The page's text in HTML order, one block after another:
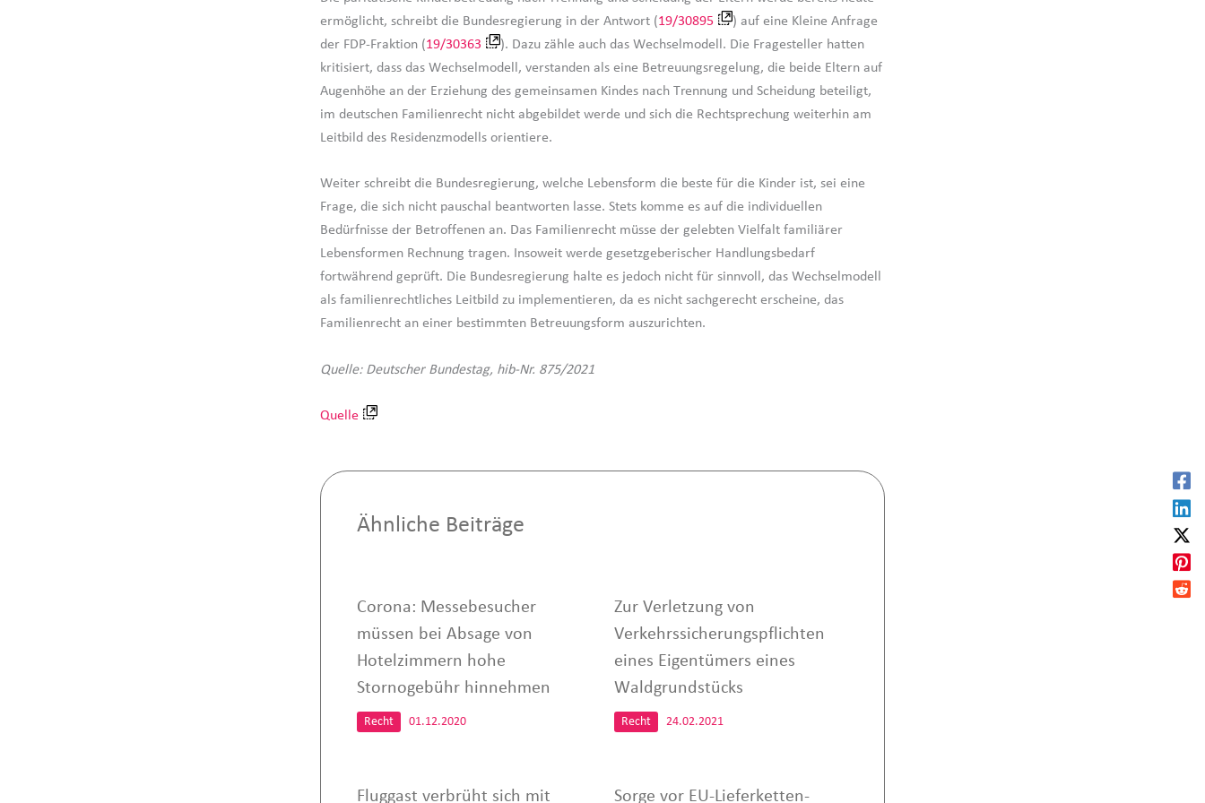
ermöglicht, schreibt die Bundesregierung in der Antwort (19/30895
) auf eine Kleine Anfrage
der FDP-Fraktion (19/30363
). Dazu zähle auch das Wechselmodell. Die Fragesteller hatten
kritisiert, dass das Wechselmodell, verstanden als eine Betreuungsregelung, die beide Eltern auf
Augenhöhe an der Erziehung des gemeinsamen Kindes nach Trennung und Scheidung beteiligt,
im deutschen Familienrecht nicht abgebildet werde und sich die Rechtsprechung weiterhin am
Leitbild des Residenzmodells orientiere.
Weiter schreibt die Bundesregierung, welche Lebensform die beste für die Kinder ist, sei eine
Frage, die sich nicht pauschal beantworten lasse. Stets komme es auf die individuellen
Bedürfnisse der Betroffenen an. Das Familienrecht müsse der gelebten Vielfalt familiärer
Lebensformen Rechnung tragen. Insoweit werde gesetzgeberischer Handlungsbedarf
fortwährend geprüft. Die Bundesregierung halte es jedoch nicht für sinnvoll, das Wechselmodell
als familienrechtliches Leitbild zu implementieren, da es nicht sachgerecht erscheine, das
Familienrecht an einer bestimmten Betreuungsform auszurichten.
Quelle: Deutscher Bundestag, hib-Nr. 875/2021
Quelle
Ähnliche Beiträge
Corona: Messebesucher
müssen bei Absage von
Hotelzimmern hohe
Stornogebühr hinnehmen
Recht 01.12.2020
Zur Verletzung von
Verkehrssicherungspflichten
eines Eigentümers eines
Waldgrundstücks
Recht 24.02.2021
Fluggast verbrüht sich mit
Sorge vor EU-Lieferketten-